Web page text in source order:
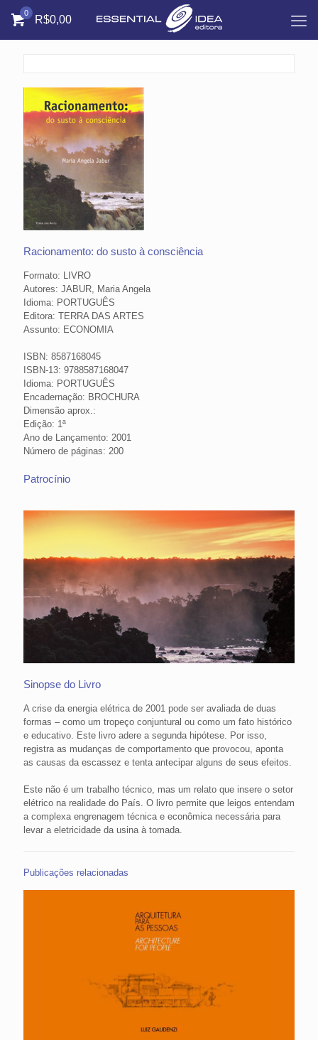
0
R$0,00
Racionamento: do susto à consciência
Formato: LIVRO
Autores: JABUR, Maria Angela
Idioma: PORTUGUÊS
Editora: TERRA DAS ARTES
Assunto: ECONOMIA
ISBN: 8587168045
ISBN-13: 9788587168047
Idioma: PORTUGUÊS
Encadernação: BROCHURA
Dimensão aprox.:
Edição: 1ª
Ano de Lançamento: 2001
Número de páginas: 200
Patrocínio
Sinopse do Livro
A crise da energia elétrica de 2001 pode ser avaliada de duas
formas – como um tropeço conjuntural ou como um fato histórico
e educativo. Este livro adere a segunda hipótese. Por isso,
registra as mudanças de comportamento que provocou, aponta
as causas da escassez e tenta antecipar alguns de seus efeitos.
Este não é um trabalho técnico, mas um relato que insere o setor
elétrico na realidade do País. O livro permite que leigos entendam
a complexa engrenagem técnica e econômica necessária para
levar a eletricidade da usina à tomada.
Publicações relacionadas